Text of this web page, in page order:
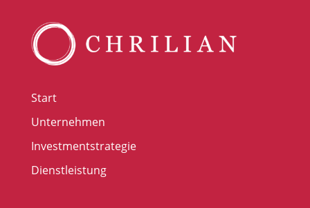
Start
Unternehmen
Investmentstrategie
Dienstleistung